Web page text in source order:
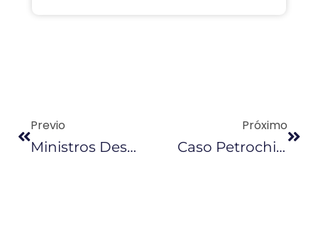
Previo
Ministros Desmienten Retiro De Subsidios A Los Combustibles
Próximo
Caso Petrochina: Correa Es Citado A La Fiscalía Para Rendir Su Versión